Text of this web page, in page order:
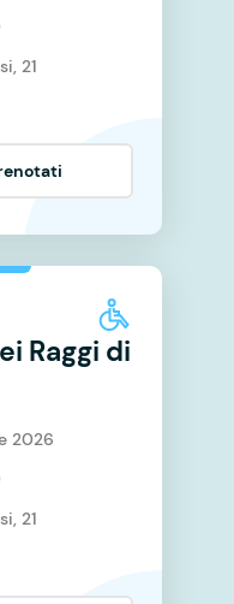
21
Raggi di
2026
21